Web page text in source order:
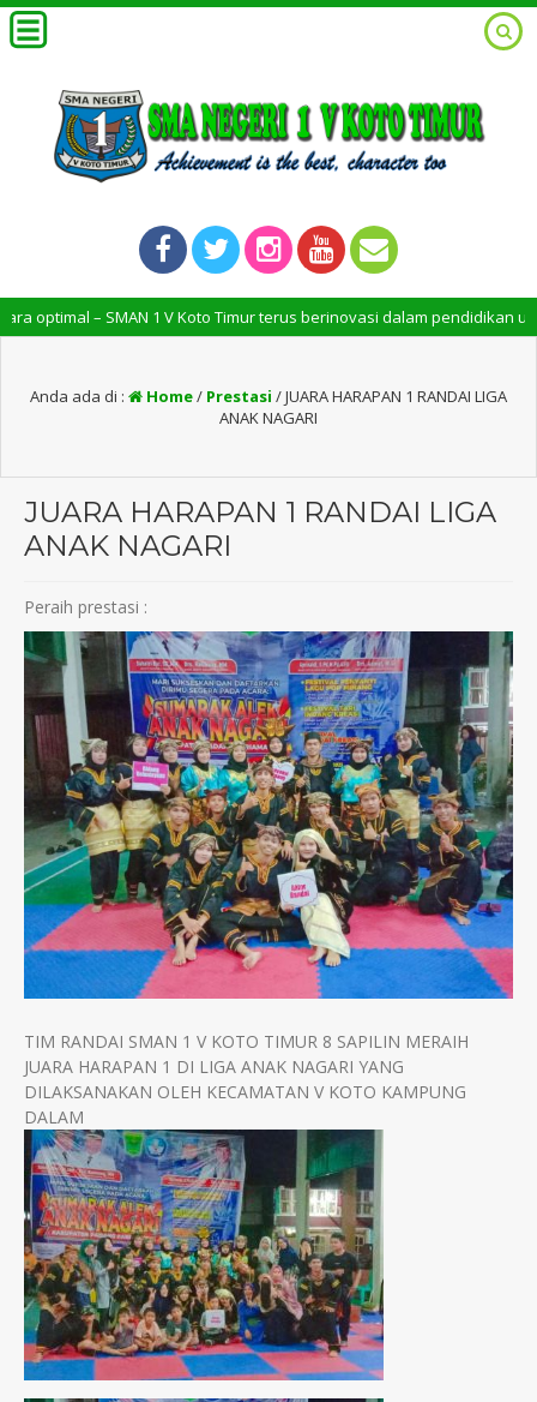
1 V Koto Timur terus berinovasi dalam pendidikan untuk
Anda ada di : Home/ Prestasi /JUARA HARAPAN 1 RANDAI LIGA
ANAK NAGARI
JUARA HARAPAN 1 RANDAI LIGA
ANAK NAGARI
Peraih prestasi :
TIM RANDAI SMAN 1 V KOTO TIMUR 8 SAPILIN MERAIH
JUARA HARAPAN 1 DI LIGA ANAK NAGARI YANG
DILAKSANAKAN OLEH KECAMATAN V KOTO KAMPUNG
DALAM